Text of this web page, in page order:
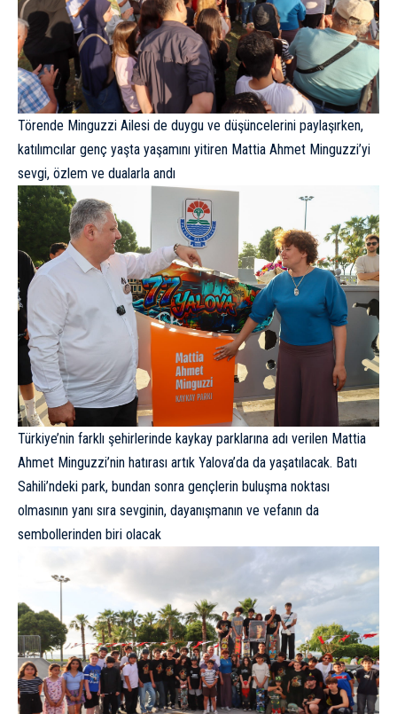
Törende Minguzzi Ailesi de duygu ve düşüncelerini paylaşırken,
katılımcılar genç yaşta yaşamını yitiren Mattia Ahmet Minguzzi’yi
sevgi, özlem ve dualarla andı
Türkiye’nin farklı şehirlerinde kaykay parklarına adı verilen Mattia
Ahmet Minguzzi’nin hatırası artık Yalova’da da yaşatılacak. Batı
Sahili’ndeki park, bundan sonra gençlerin buluşma noktası
olmasının yanı sıra sevginin, dayanışmanın ve vefanın da
sembollerinden biri olacak